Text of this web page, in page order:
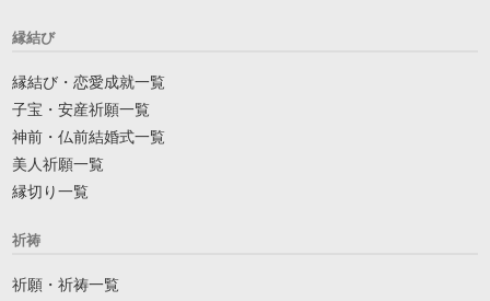
縁結び
縁結び・恋愛成就一覧
子宝・安産祈願一覧
神前・仏前結婚式一覧
美人祈願一覧
縁切り一覧
祈祷
祈願・祈祷一覧